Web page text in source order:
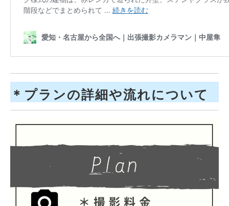
＊プランの詳細や流れについて